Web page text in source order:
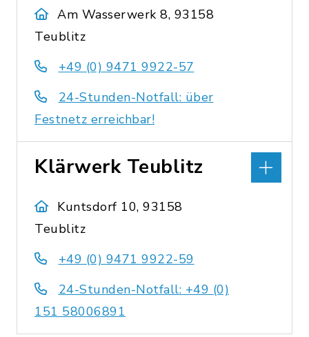
Am Wasserwerk 8, 93158
Teublitz
+49 (0) 9471 9922-57
24-Stunden-Notfall: über
Festnetz erreichbar!
Klärwerk Teublitz
Kuntsdorf 10, 93158
Teublitz
+49 (0) 9471 9922-59
24-Stunden-Notfall: +49 (0)
151 58006891